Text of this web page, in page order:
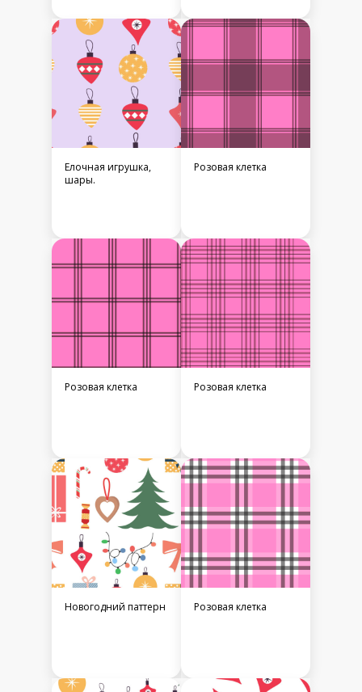
Елочная игрушка,
шары.
Розовая клетка
Розовая клетка Розовая клетка
Новогодний паттерн Розовая клетка